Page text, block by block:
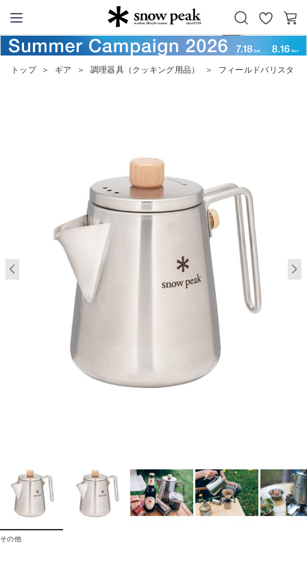
Snow Peak
お
気
カ
ー
トップ ＞ ギア ＞ 調理器具（クッキング用品） ＞ フィールドバリスタ ケ
その他